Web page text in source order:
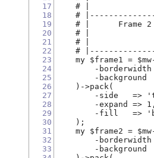
17
18
19
20
21
22
23
24
25
26
27
28
29
30
31
32
33
# |
#
# |      Frame
# |
# |
#
my $frame1 =
-borderwidth
-background
    )->pack(
-side   =>
-expand =>
-fill   =>
    );
my $frame2 =
-borderwidth
-background